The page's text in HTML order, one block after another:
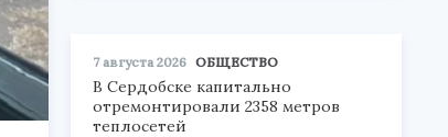
7 августа 2026 ОБЩЕСТВО
В Сердобске капитально
отремонтировали 2358 метров
теплосетей